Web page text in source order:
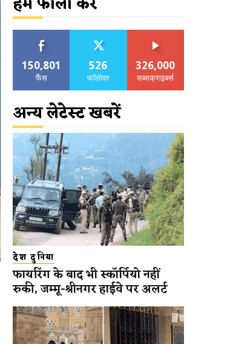
150,801
फैंस
526
फॉलोवर
326,000
सब्सक्राइबर्स
अन्य लेटेस्ट खबरें
देश दुनिया
फायरिंग के बाद भी स्कॉर्पियो नहीं
रुकी, जम्मू-श्रीनगर हाईवे पर अलर्ट